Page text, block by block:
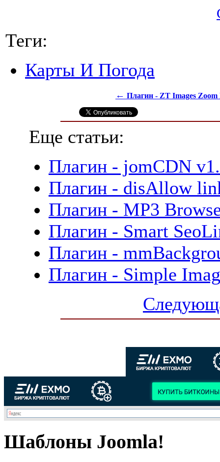
Теги:
Карты И Погода
← Плагин - ZT Images Zoom
Еще статьи:
Плагин - jomCDN
Плагин - disAllow
Плагин - MP3
Плагин - Smart
Плагин -
Плагин - Simple
Шаблоны Joomla!